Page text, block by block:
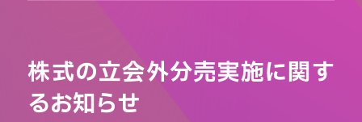
IR
株式の立会外分売実施に関す
るお知らせ